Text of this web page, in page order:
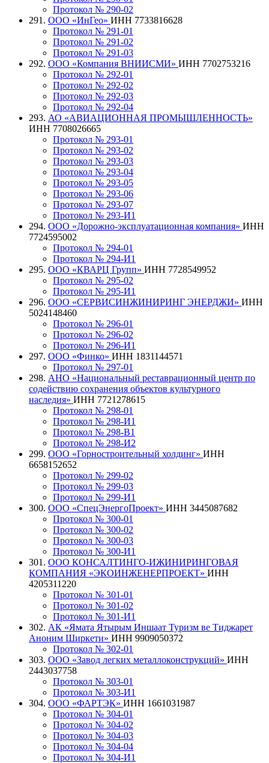
Протокол № 290-02
291. ООО «ИнГео» ИНН 7733816628
Протокол № 291-01
Протокол № 291-02
Протокол № 291-03
292. ООО «Компания ВНИИСМИ» ИНН 7702753216
Протокол № 292-01
Протокол № 292-02
Протокол № 292-03
Протокол № 292-04
293. АО «АВИАЦИОННАЯ ПРОМЫШЛЕННОСТЬ»
ИНН 7708026665
Протокол № 293-01
Протокол № 293-02
Протокол № 293-03
Протокол № 293-04
Протокол № 293-05
Протокол № 293-06
Протокол № 293-07
Протокол № 293-И1
294. ООО «Дорожно-эксплуатационная компания» ИНН
7724595002
Протокол № 294-01
Протокол № 294-И1
295. ООО «КВАРЦ Групп» ИНН 7728549952
Протокол № 295-02
Протокол № 295-И1
296. ООО «СЕРВИСИНЖИНИРИНГ ЭНЕРДЖИ» ИНН
5024148460
Протокол № 296-01
Протокол № 296-02
Протокол № 296-И1
297. ООО «Финко» ИНН 1831144571
Протокол № 297-01
298. АНО «Национальный реставрационный центр по
содействию сохранения объектов культурного
наследия» ИНН 7721278615
Протокол № 298-01
Протокол № 298-И1
Протокол № 298-В1
Протокол № 298-И2
299. ООО «Горностроительный холдинг» ИНН
6658152652
Протокол № 299-02
Протокол № 299-03
Протокол № 299-И1
300. ООО «СпецЭнергоПроект» ИНН 3445087682
Протокол № 300-01
Протокол № 300-02
Протокол № 300-03
Протокол № 300-И1
301. ООО КОНСАЛТИНГО-ИЖИНИРИНГОВАЯ
КОМПАНИЯ «ЭКОИНЖЕНЕРПРОЕКТ» ИНН
4205311220
Протокол № 301-01
Протокол № 301-02
Протокол № 301-И1
302. АК «Ямата Ятырым Иншаат Туризм ве Тиджарет
Аноним Ширкети» ИНН 9909050372
Протокол № 302-01
303. ООО «Завод легких металлоконструкций» ИНН
2443037758
Протокол № 303-01
Протокол № 303-И1
304. ООО «ФАРТЭК» ИНН 1661031987
Протокол № 304-01
Протокол № 304-02
Протокол № 304-03
Протокол № 304-04
Протокол № 304-И1